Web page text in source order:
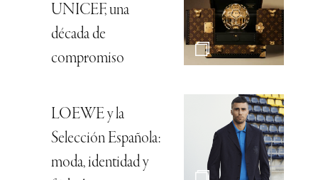
UNICEF, una
década de
compromiso
LOEWE y la
Selección Española:
moda, identidad y